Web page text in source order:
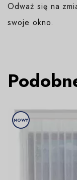
Odważ się na
swoje okno.
NOWY